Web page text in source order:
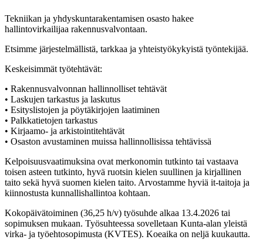
Tekniikan ja yhdyskuntarakentamisen osasto hakee
hallintovirkailijaa rakennusvalvontaan.
Etsimme järjestelmällistä, tarkkaa ja yhteistyökykyistä työntekijää.
Keskeisimmät työtehtävät:
• Rakennusvalvonnan hallinnolliset tehtävät
• Laskujen tarkastus ja laskutus
• Esityslistojen ja pöytäkirjojen laatiminen
• Palkkatietojen tarkastus
• Kirjaamo- ja arkistointitehtävät
• Osaston avustaminen muissa hallinnollisissa tehtävissä
Kelpoisuusvaatimuksina ovat merkonomin tutkinto tai vastaava
toisen asteen tutkinto, hyvä ruotsin kielen suullinen ja kirjallinen
taito sekä hyvä suomen kielen taito. Arvostamme hyviä it-taitoja ja
kiinnostusta kunnallishallintoa kohtaan.
Kokopäivätoiminen (36,25 h/v) työsuhde alkaa 13.4.2026 tai
sopimuksen mukaan. Työsuhteessa sovelletaan Kunta-alan yleistä
virka- ja työehtosopimusta (KVTES). Koeaika on neljä kuukautta.